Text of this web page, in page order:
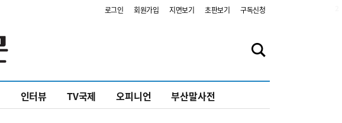
로그인 회원가입 지면보기 초판보기 구독신청
인터뷰 TV국제 오피니언 부산말사전